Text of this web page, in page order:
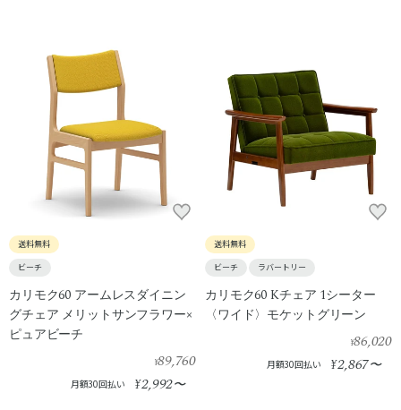
送料無料
ビーチ
カリモク60 アームレスダイニン
グチェア メリットサンフラワー×
ピュアビーチ
¥89,760
月額30回払い ¥2,992〜
送料無料
ビーチ
ラバートリー
カリモク60 Kチェア 1シーター
〈ワイド〉モケットグリーン
¥86,020
月額30回払い ¥2,867〜